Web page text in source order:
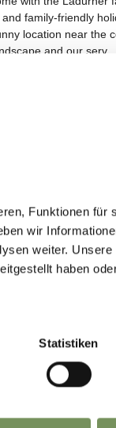
Funktionen für
wir
weiter.
haben
Statistiken